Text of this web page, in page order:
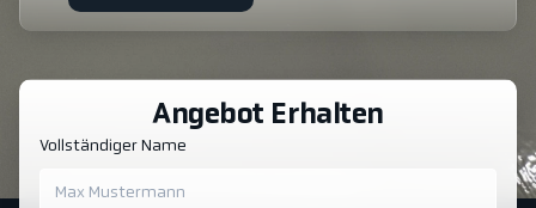
Angebot Erhalten
Vollständiger Name